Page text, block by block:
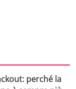
perché la